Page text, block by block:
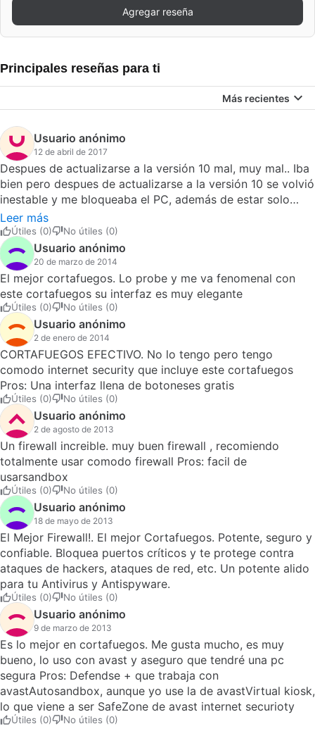
Agregar reseña
Principales reseñas para ti
Más recientes
Usuario anónimo
12 de abril de 2017
Despues de actualizarse a la versión 10 mal, muy mal.. Iba
bien pero despues de actualizarse a la versión 10 se volvió
inestable y me bloqueaba el PC, además de estar solo
disponible en ingles. Me he visto obligado a desinstalarlo y
regresar al ZoneAlarm. Pros: Varios modulos de defensa
contra malware.Su interface moderna.No molesta mucho
con los avisos. Cons: Inestable despues de actualizarse.No
tiene donde excluir programas seguros que bloquea a
ejecutar.Solo disponible en ingles.Dificil de configurar para
gente inexperta.
Leer más
Útiles (0) No útiles (0)
Usuario anónimo
20 de marzo de 2014
El mejor cortafuegos. Lo probe y me va fenomenal con
este cortafuegos su interfaz es muy elegante
Útiles (0) No útiles (0)
Usuario anónimo
2 de enero de 2014
CORTAFUEGOS EFECTIVO. No lo tengo pero tengo
comodo internet security que incluye este cortafuegos
Pros: Una interfaz llena de botoneses gratis
Útiles (0) No útiles (0)
Usuario anónimo
2 de agosto de 2013
Un firewall increible. muy buen firewall , recomiendo
totalmente usar comodo firewall Pros: facil de
usarsandbox
Útiles (0) No útiles (0)
Usuario anónimo
18 de mayo de 2013
El Mejor Firewall!. El mejor Cortafuegos. Potente, seguro y
confiable. Bloquea puertos críticos y te protege contra
ataques de hackers, ataques de red, etc. Un potente alido
para tu Antivirus y Antispyware.
Útiles (0) No útiles (0)
Usuario anónimo
9 de marzo de 2013
Es lo mejor en cortafuegos. Me gusta mucho, es muy
bueno, lo uso con avast y aseguro que tendré una pc
segura Pros: Defendse + que trabaja con
avastAutosandbox, aunque yo use la de avastVirtual kiosk,
lo que viene a ser SafeZone de avast internet securioty
Útiles (0) No útiles (0)